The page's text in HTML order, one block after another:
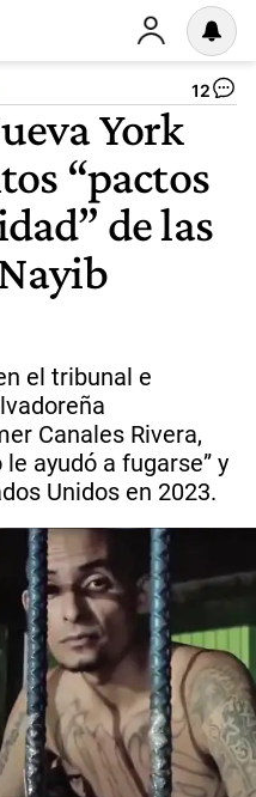
12
York
“pactos
de las
el tribunal e
Canales Rivera,
ayudó a fugarse” y
Unidos en 2023.